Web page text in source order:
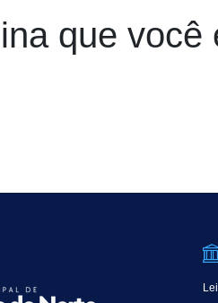
que você